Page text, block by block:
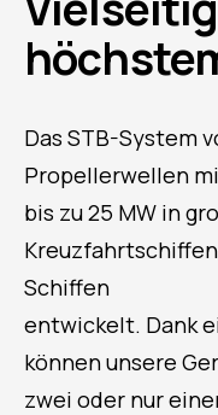
Das STB-System
Propellerwellen
bis zu 25 MW in
Schiffen
entwickelt. Dank
können unsere
zwei oder nur